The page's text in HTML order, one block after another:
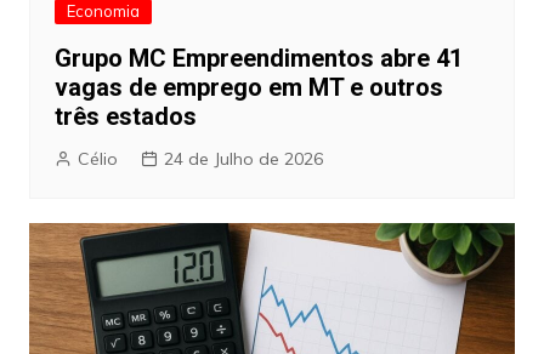
Economia
Grupo MC Empreendimentos abre 41
vagas de emprego em MT e outros
três estados
Célio 24 de Julho de 2026